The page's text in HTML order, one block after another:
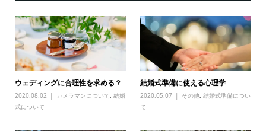
ウェディングに合理性を求める？
2020.08.02 カメラマンについて, 結婚
式について
結婚式準備に使える心理学
2020.05.07 その他,結婚式準備につい
て